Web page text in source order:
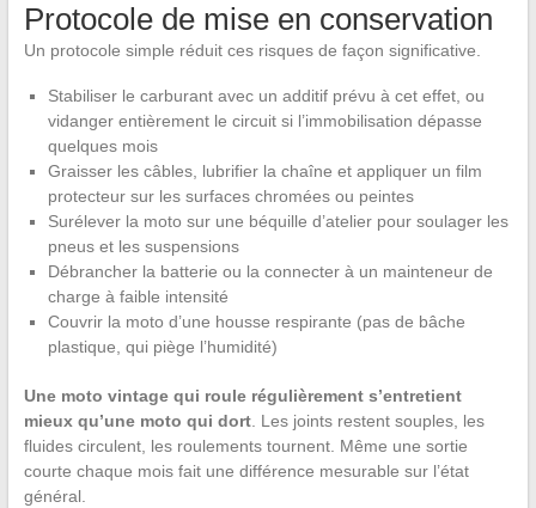
Protocole de mise en conservation
Un protocole simple réduit ces risques de façon significative.
Stabiliser le carburant avec un additif prévu à cet effet, ou
vidanger entièrement le circuit si l’immobilisation dépasse
quelques mois
Graisser les câbles, lubrifier la chaîne et appliquer un film
protecteur sur les surfaces chromées ou peintes
Surélever la moto sur une béquille d’atelier pour soulager les
pneus et les suspensions
Débrancher la batterie ou la connecter à un mainteneur de
charge à faible intensité
Couvrir la moto d’une housse respirante (pas de bâche
plastique, qui piège l’humidité)
Une moto vintage qui roule régulièrement s’entretient
mieux qu’une moto qui dort. Les joints restent souples, les
fluides circulent, les roulements tournent. Même une sortie
courte chaque mois fait une différence mesurable sur l’état
général.